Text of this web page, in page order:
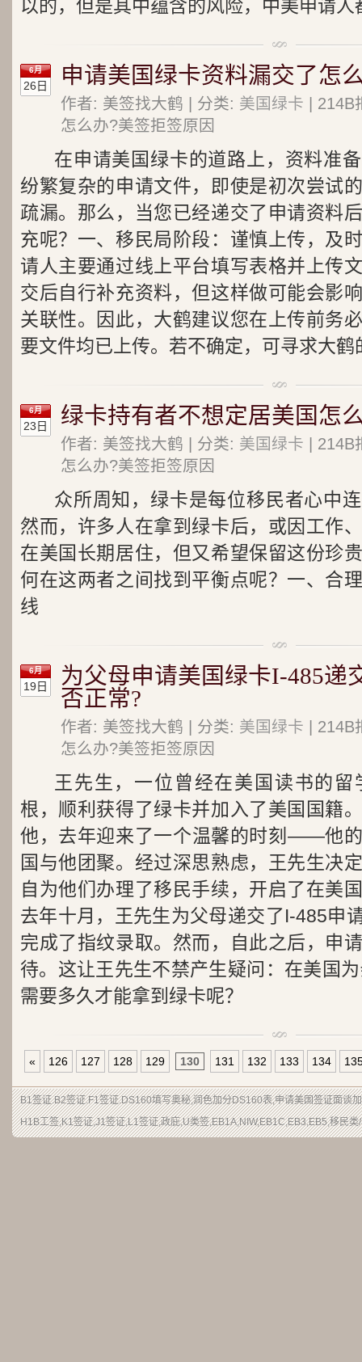
以的，但是其中蕴含的风险，中美申请
6月
26日 申请美国绿卡资料漏交了怎
作者: 美签找大鹤 | 分类: 美国绿卡 |
怎么办?美签拒签原因
在申请美国绿卡的道路上，资料准
纷繁复杂的申请文件，即使是初次尝试
疏漏。那么，当您已经递交了申请资料
充呢？一、移民局阶段：谨慎上传，及
请人主要通过线上平台填写表格并上传
交后自行补充资料，但这样做可能会影
关联性。因此，大鹤建议您在上传前务
要文件均已上传。若不确定，可寻求大鹤
6月
23日 绿卡持有者不想定居美国怎
作者: 美签找大鹤 | 分类: 美国绿卡 |
怎么办?美签拒签原因
众所周知，绿卡是每位移民者心中
然而，许多人在拿到绿卡后，或因工作
在美国长期居住，但又希望保留这份珍
何在这两者之间找到平衡点呢？一、合
线
6月
19日
为父母申请美国绿卡I-485递
否正常?
作者: 美签找大鹤 | 分类: 美国绿卡 |
怎么办?美签拒签原因
王先生，一位曾经在美国读书的
根，顺利获得了绿卡并加入了美国国籍
他，去年迎来了一个温馨的时刻——他
国与他团聚。经过深思熟虑，王先生决
自为他们办理了移民手续，开启了在美
去年十月，王先生为父母递交了I-485申
完成了指纹录取。然而，自此之后，申
待。这让王先生不禁产生疑问：在美国
需要多久才能拿到绿卡呢？
« 126 127 128 129 130 131 132 133 134
B1签证.B2签证.F1签证.DS160填写奥秘,润色加分DS160表,申请美国签证面谈
H1B工签,K1签证,J1签证,L1签证,政庇,U类签,EB1A,NIW,EB1C,EB3,EB5,移民